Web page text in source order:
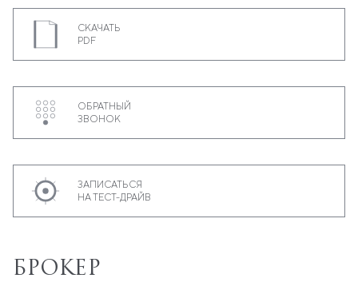
СКАЧАТЬ
PDF
ОБРАТНЫЙ
ЗВОНОК
ЗАПИСАТЬСЯ
НА ТЕСТ-ДРАЙВ
БРОКЕР